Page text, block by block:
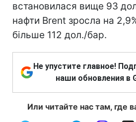
встановилася вище 93
нафти Brent зросла на
більше 112 дол./бар.
Не упустите главное!
наши обновления в
Или читайте нас там, где